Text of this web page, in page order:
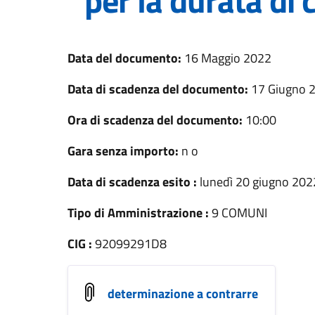
Data del documento: 16 Maggio 2022
Data di scadenza del documento: 17 Giugno
Ora di scadenza del documento: 10:00
Gara senza importo: n o
Data di scadenza esito : lunedì 20 giugno
Tipo di Amministrazione :9 COMUNI
CIG :92099291D8
determinazione a contrarre